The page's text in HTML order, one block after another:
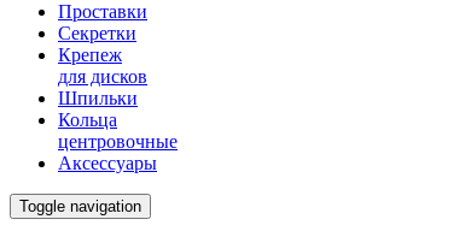
Проставки
Секретки
Крепеж
для дисков
Шпильки
Кольца
центровочные
Аксессуары
Toggle navigation